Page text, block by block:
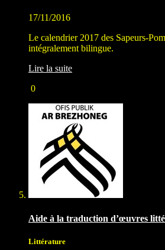
17/11/2016
Le calendrier 2017 des Sapeurs-
intégralement bilingue.
Lire la suite
0
Aide à la traduction d’œuvres
Littérature